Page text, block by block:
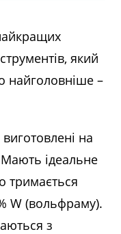
який
найголовніше –
на
ідеальне
тримається
W (вольфраму).
з